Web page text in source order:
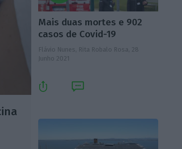
Mais duas mortes e 902
casos de Covid-19
Flávio Nunes, Rita Robalo Rosa, 28
Junho 2021